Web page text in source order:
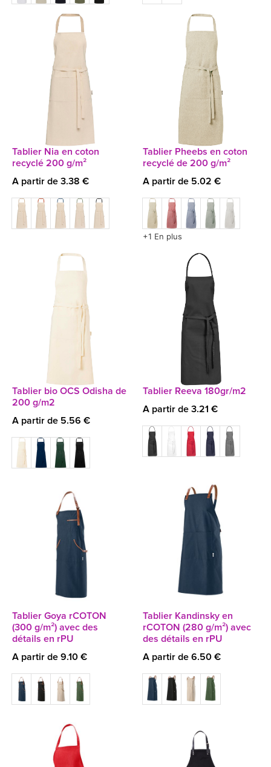
Tablier Nia en coton
recyclé 200 g/m²
A partir de 3.38 €
Tablier Pheebs en coton
recyclé de 200 g/m²
A partir de 5.02 €
+1 En plus
Tablier bio OCS Odisha de
200 g/m2
A partir de 5.56 €
Tablier Reeva 180gr/m2
A partir de 3.21 €
Tablier Goya rCOTON
(300 g/m²) avec des
détails en rPU
A partir de 9.10 €
Tablier Kandinsky en
rCOTON (280 g/m²) avec
des détails en rPU
A partir de 6.50 €